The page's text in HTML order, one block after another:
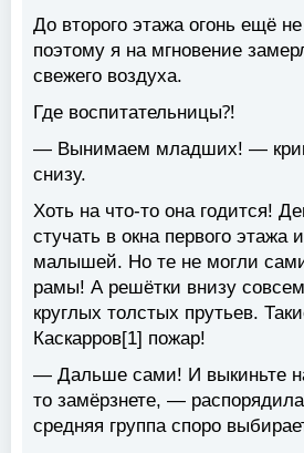
До второго этажа огонь ещё
поэтому я на мгновение
свежего воздуха.
Где воспитательницы⁈
— Вынимаем младших! —
снизу.
Хоть на что-то она годится!
стучать в окна первого этажа
малышей. Но те не могли
рамы! А решётки внизу
круглых толстых прутьев.
Каскарров[1] пожар!
— Дальше сами! И выкиньте
то замёрзнете, —
средняя группа споро